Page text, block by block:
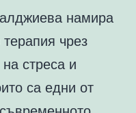
намира
чрез
стреса и
са едни от